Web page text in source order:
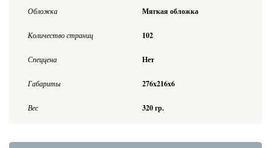
Обложка Мягкая обложка
Количество страниц 102
Спеццена Нет
Габариты 276x216x6
Вес 320 гр.